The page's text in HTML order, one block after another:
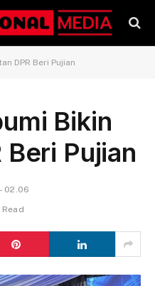
DPR Beri Pujian
Bikin
Beri Pujian
02.06